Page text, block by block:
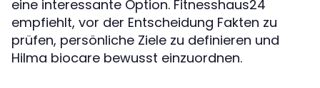
eine interessante Option. Fitnesshaus24
empfiehlt, vor der Entscheidung Fakten zu
prüfen, persönliche Ziele zu definieren und
Hilma biocare bewusst einzuordnen.